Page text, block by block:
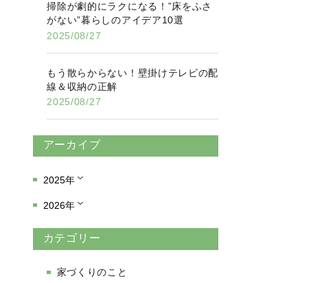
掃除が劇的にラクになる！”床をふさ
がない”暮らしのアイデア10選
2025/08/27
もう散らからない！壁掛けテレビの配
線＆収納の正解
2025/08/27
アーカイブ
2025年
2026年
カテゴリー
家づくりのこと